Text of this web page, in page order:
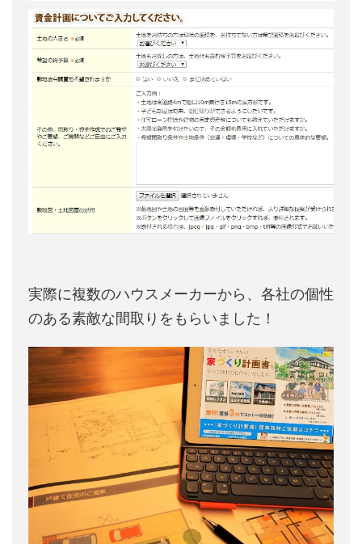
実際に複数のハウスメーカーから、各社の個性
のある素敵な間取りをもらいました！